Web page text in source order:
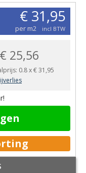
€ 31,95
per m2 incl BTW
€ 25,56
0.8x€ 31,95